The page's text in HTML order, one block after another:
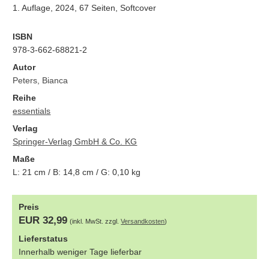
1. Auflage, 2024, 67 Seiten, Softcover
ISBN
978-3-662-68821-2
Autor
Peters, Bianca
Reihe
essentials
Verlag
Springer-Verlag GmbH & Co. KG
Maße
L:21 cm / B: 14,8 cm / G:0,10 kg
Preis
EUR 32,99 (inkl. MwSt. zzgl.Versandkosten)
Lieferstatus
Innerhalb weniger Tage lieferbar